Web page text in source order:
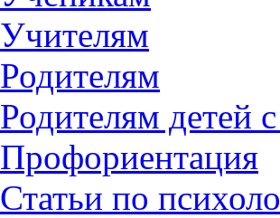
Учителям
Родителям
Родителям детей
Профориентация
Статьи по